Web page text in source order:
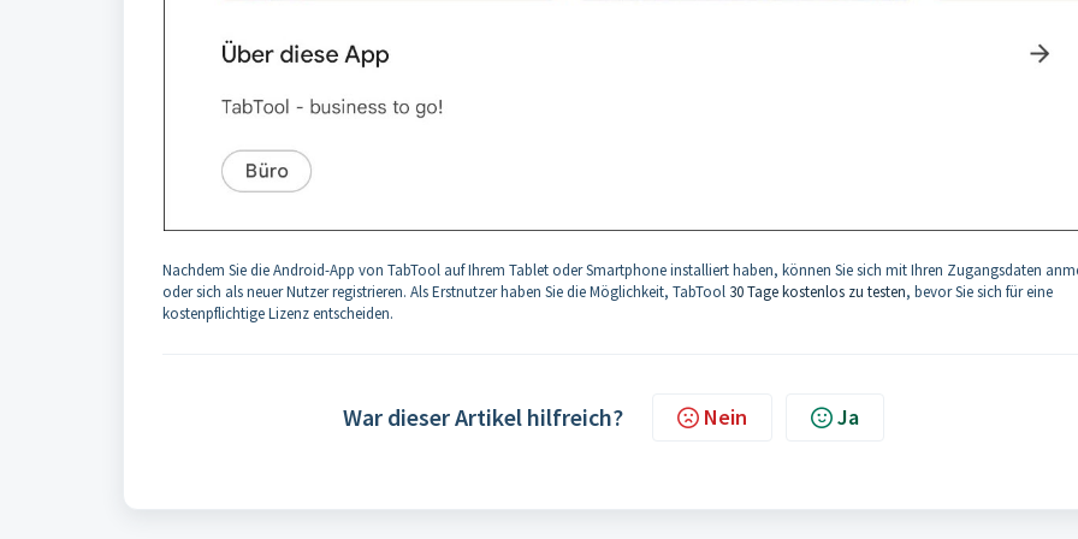
Nachdem Sie die Android-App von TabTool auf Ihrem Tablet oder Smartphone installiert haben, können Sie sich mit Ihren Zugangsdaten
oder sich als neuer Nutzer registrieren. Als Erstnutzer haben Sie die Möglichkeit, TabTool 30 Tage kostenlos zu testen, bevor Sie sich für eine
kostenpflichtige Lizenz entscheiden.
War dieser Artikel hilfreich? Nein Ja